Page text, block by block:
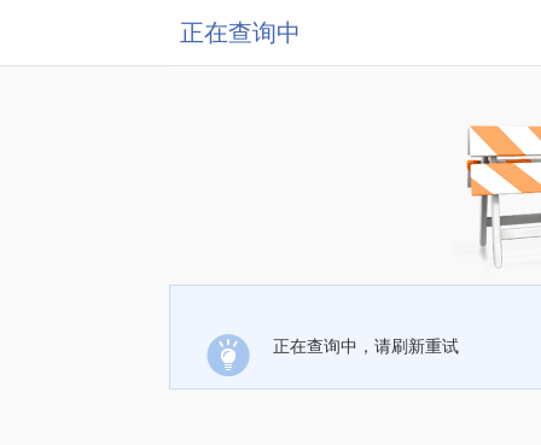
正在查询中
正在查询中，请刷新重试